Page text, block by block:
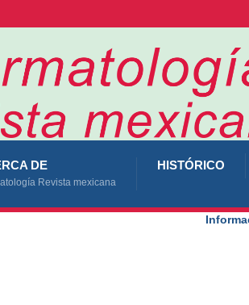
DE
Revista mexicana
HISTÓRICO